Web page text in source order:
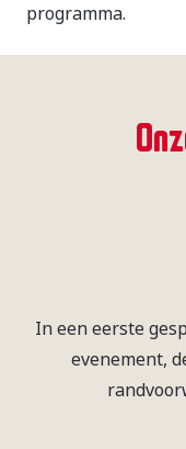
programma.
In een eerste
evenement,